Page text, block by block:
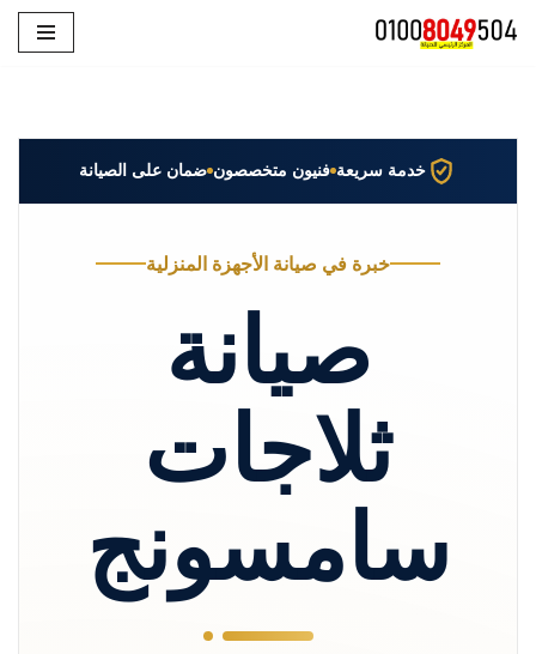
خدمة سريعة فنيون متخصصون ضمان على الصيانة
خبرة في صيانة الأجهزة المنزلية
صيانة
ثلاجات
سامسونج